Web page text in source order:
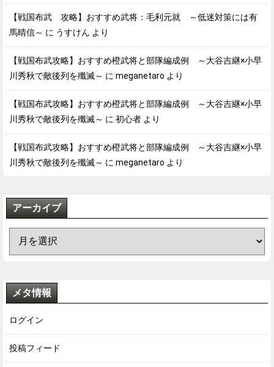
【戦国布武 攻略】おすすめ武将：毛利元就 ～低迷対策には有
馬晴信～ に うすけん より
【戦国布武攻略】おすすめ橙武将と部隊編成例 ～大谷吉継×小早
川秀秋で敵後列を殲滅～ に meganetaro より
【戦国布武攻略】おすすめ橙武将と部隊編成例 ～大谷吉継×小早
川秀秋で敵後列を殲滅～ に 初心者 より
【戦国布武攻略】おすすめ橙武将と部隊編成例 ～大谷吉継×小早
川秀秋で敵後列を殲滅～ に meganetaro より
アーカイブ
メタ情報
ログイン
投稿フィード